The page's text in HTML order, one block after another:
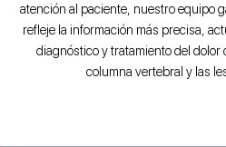
atención al paciente, nuestro equipo
refleje la información más precisa,
diagnóstico y tratamiento del dolor
columna vertebral y las